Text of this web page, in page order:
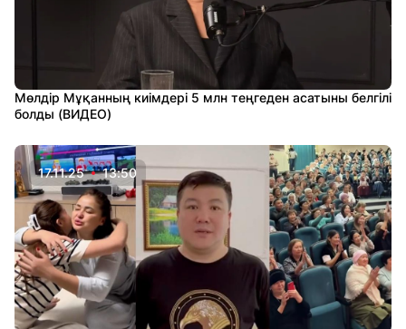
Мөлдір Мұқанның киімдері 5 млн теңгеден асатыны белгілі
болды (ВИДЕО)
17.11.25 13:50